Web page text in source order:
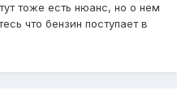
тоже есть нюанс, но о нем
что бензин поступает в